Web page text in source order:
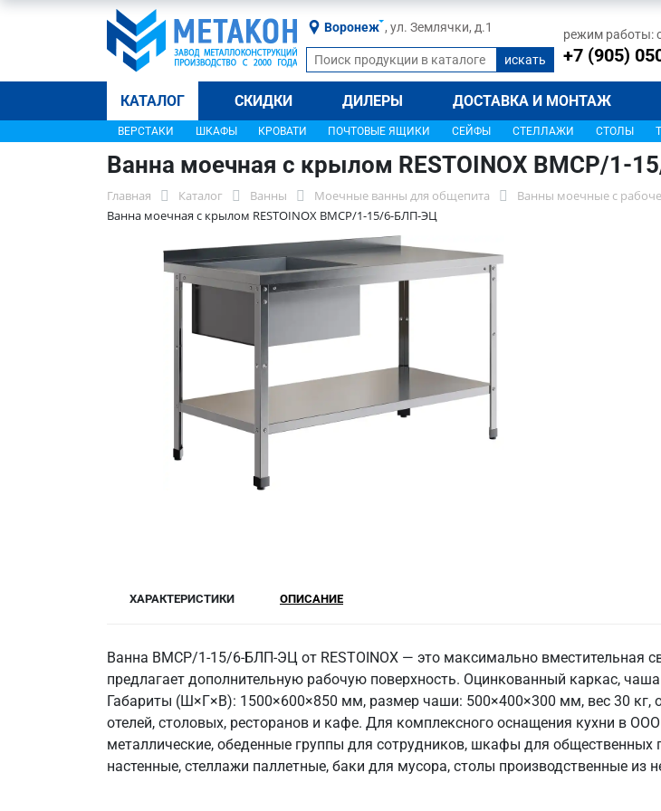
Воронеж , ул. Землячки, д.1 режим работы:
+7 (905)
КАТАЛОГ СКИДКИ ДИЛЕРЫ ДОСТАВКА И МОНТАЖ
ВЕРСТАКИ ШКАФЫ КРОВАТИ ПОЧТОВЫЕ ЯЩИКИ СЕЙФЫ СТЕЛЛАЖИ СТОЛЫ
Ванна моечная с крылом RESTOINOX ВМСР/1-
Главная Каталог Ванны Моечные ванны для общепита Ванны моечные с
Ванна моечная с крылом RESTOINOX ВМСР/1-15/6-БЛП-ЭЦ
ХАРАКТЕРИСТИКИ ОПИСАНИЕ
Ванна ВМСР/1-15/6-БЛП-ЭЦ от RESTOINOX — это максимально вместительная
предлагает дополнительную рабочую поверхность. Оцинкованный каркас,
Габариты (Ш×Г×В): 1500×600×850 мм, размер чаши: 500×400×300 мм, вес 30 кг,
отелей, столовых, ресторанов и кафе. Для комплексного оснащения кухни в
металлические, обеденные группы для сотрудников, шкафы для
настенные, стеллажи паллетные, баки для мусора, столы производственные